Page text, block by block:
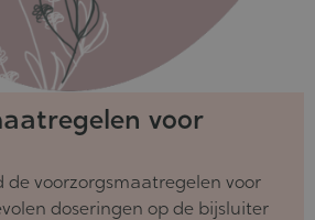
voor
de voorzorgsmaatregelen voor
doseringen op de bijsluiter